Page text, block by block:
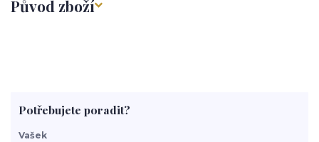
Původ zboží
Potřebujete poradit?
Vašek